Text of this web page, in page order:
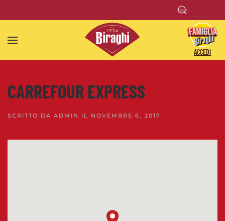
Skip to main content
ACCEDI
CARREFOUR EXPRESS
SCRITTO DA ADMIN IL NOVEMBRE 6, 2017.